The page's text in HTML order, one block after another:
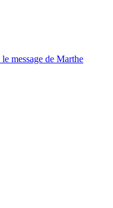
message de Marthe